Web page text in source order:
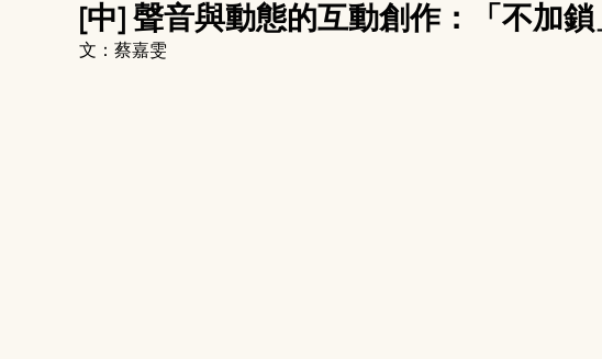
[中] 聲音與動態的互動創作：「不加
文：蔡嘉雯